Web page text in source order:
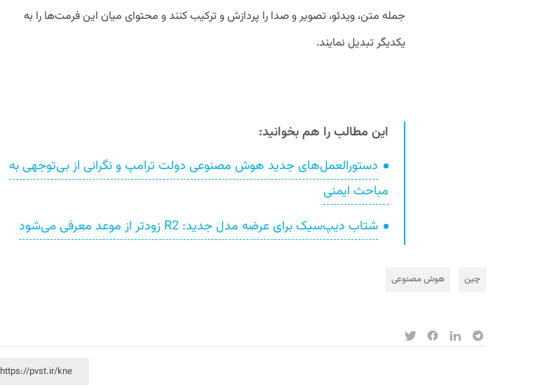
جمله متن، ویدئو، تصویر و صدا را پردازش و ترکیب کنند و محتوای میان این فرمت‌ها را به
یکدیگر تبدیل نمایند.
این مطالب را هم بخوانید:
دستورالعمل‌های جدید هوش مصنوعی دولت ترامپ و نگرانی از بی‌توجهی به
مباحث ایمنی
شتاب دیپ‌سیک برای عرضه مدل جدید: R2 زودتر از موعد معرفی می‌شود
چین هوش مصنوعی
https://pvst.ir/kne